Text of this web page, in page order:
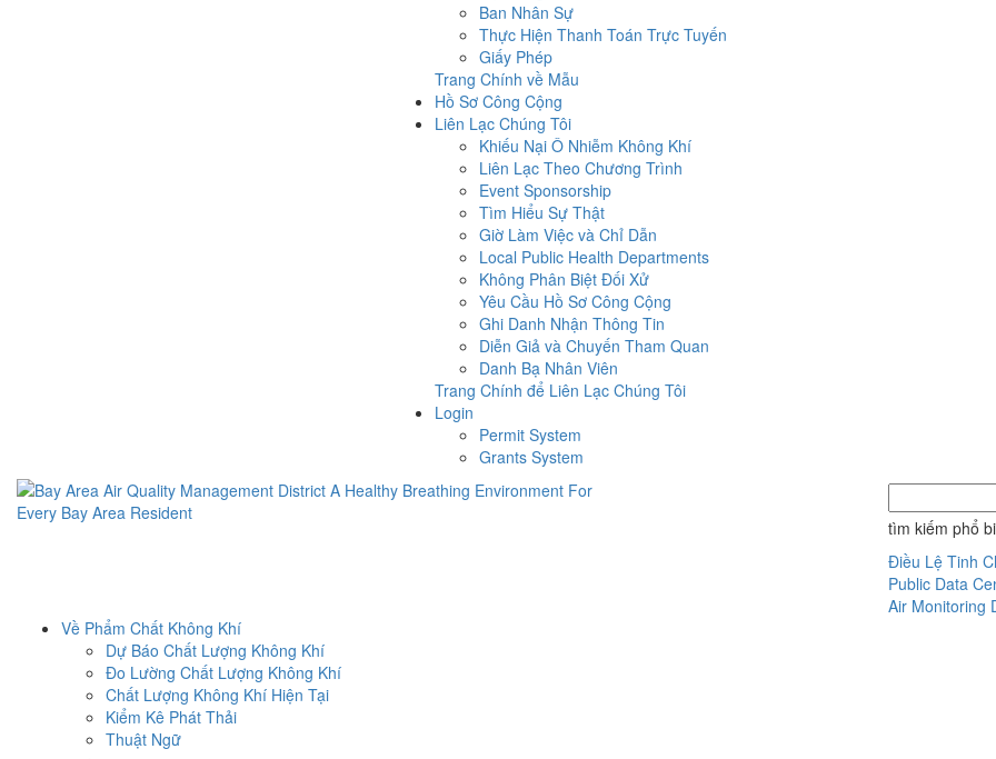
Ban Nhân Sự
Thực Hiện Thanh Toán Trực Tuyến
Giấy Phép
Trang Chính về Mẫu
Hồ Sơ Công Cộng
Liên Lạc Chúng Tôi
Khiếu Nại Ô Nhiễm Không Khí
Liên Lạc Theo Chương Trình
Event Sponsorship
Tìm Hiểu Sự Thật
Giờ Làm Việc và Chỉ Dẫn
Local Public Health Departments
Không Phân Biệt Đối Xử
Yêu Cầu Hồ Sơ Công Cộng
Ghi Danh Nhận Thông Tin
Diễn Giả và Chuyến Tham Quan
Danh Bạ Nhân Viên
Trang Chính để Liên Lạc Chúng Tôi
Login
Permit System
Grants System
tìm kiếm phổ
Điều Lệ Tinh
Public Data
Air Monitoring
Về Phẩm Chất Không Khí
Dự Báo Chất Lượng Không Khí
Đo Lường Chất Lượng Không Khí
Chất Lượng Không Khí Hiện Tại
Kiểm Kê Phát Thải
Thuật Ngữ